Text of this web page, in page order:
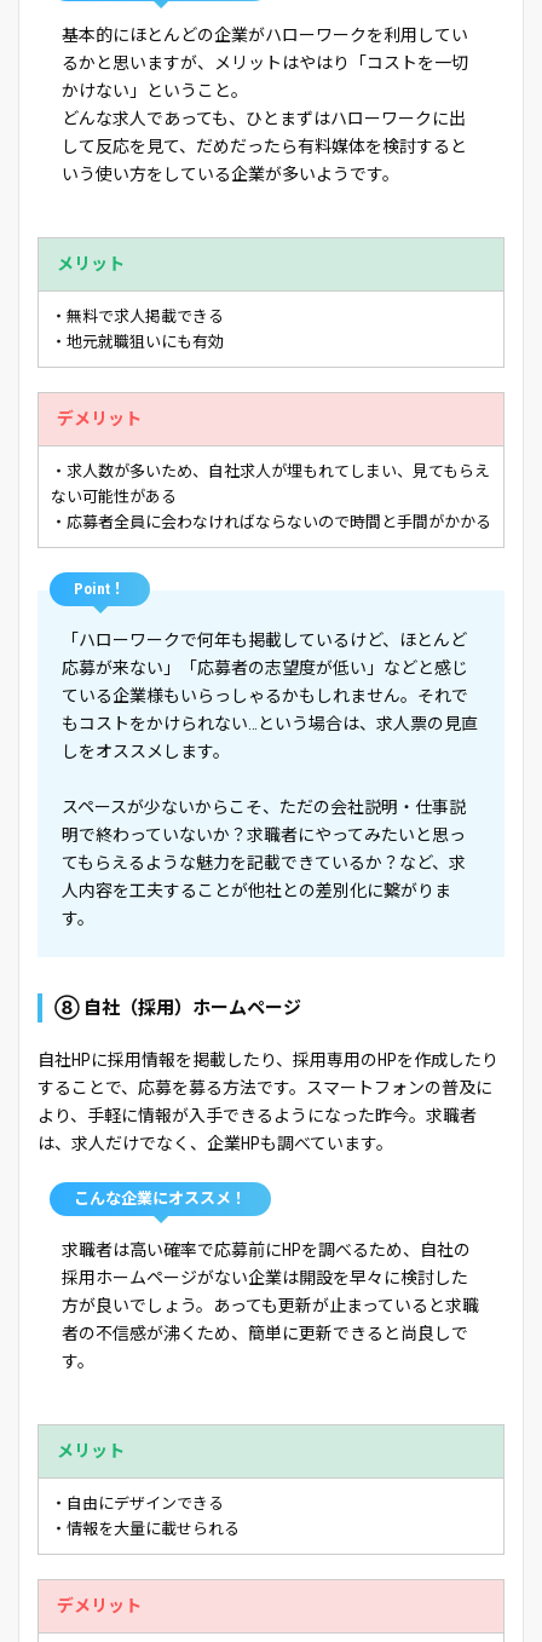
基本的にほとんどの企業がハローワークを利用してい
るかと思いますが、メリットはやはり「コストを一切
かけない」ということ。
どんな求人であっても、ひとまずはハローワークに出
して反応を見て、だめだったら有料媒体を検討すると
いう使い方をしている企業が多いようです。
メリット
・無料で求人掲載できる
・地元就職狙いにも有効
デメリット
・求人数が多いため、自社求人が埋もれてしまい、見てもらえ
ない可能性がある
・応募者全員に会わなければならないので時間と手間がかかる
Point！
「ハローワークで何年も掲載しているけど、ほとんど
応募が来ない」「応募者の志望度が低い」などと感じ
ている企業様もいらっしゃるかもしれません。それで
もコストをかけられない…という場合は、求人票の見直
しをオススメします。
スペースが少ないからこそ、ただの会社説明・仕事説
明で終わっていないか？求職者にやってみたいと思っ
てもらえるような魅力を記載できているか？など、求
人内容を工夫することが他社との差別化に繋がりま
す。
⑧ 自社（採用）ホームページ
自社HPに採用情報を掲載したり、採用専用のHPを作成したり
することで、応募を募る方法です。スマートフォンの普及に
より、手軽に情報が入手できるようになった昨今。求職者
は、求人だけでなく、企業HPも調べています。
こんな企業にオススメ！
求職者は高い確率で応募前にHPを調べるため、自社の
採用ホームページがない企業は開設を早々に検討した
方が良いでしょう。あっても更新が止まっていると求職
者の不信感が沸くため、簡単に更新できると尚良しで
す。
メリット
・自由にデザインできる
・情報を大量に載せられる
デメリット